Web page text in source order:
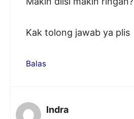
Kak tolong jawab ya plis
Balas
Indra